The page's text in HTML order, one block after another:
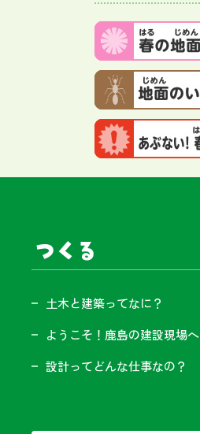
サイト内メニュー
土木と建築ってなに？
ようこそ！鹿島の建設現場へ
設計ってどんな仕事なの？